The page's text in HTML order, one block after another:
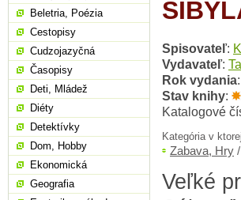
Spisovateľ:
Vydavateľ:
Rok vydania:
Stav knihy:
Katalogové
Kategória v
Zabava, Hry /
Veľké
Beletria, Poézia
Cestopisy
Cudzojazyčná
Časopisy
Deti, Mládež
Diéty
Detektívky
Dom, Hobby
Ekonomická
Geografia